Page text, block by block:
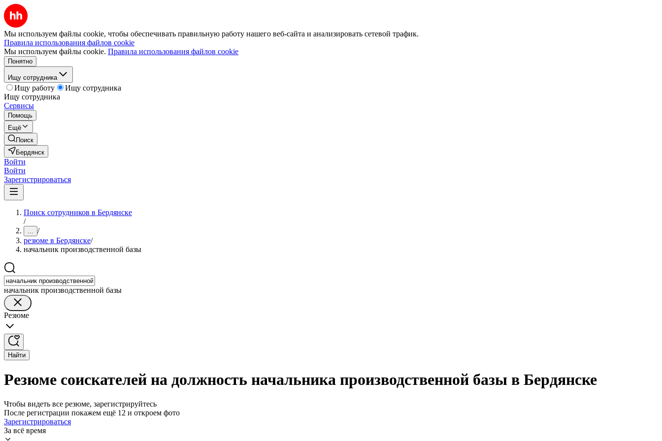
Мы используем файлы cookie, чтобы обеспечивать правильную работу нашего веб-сайта и анализировать сетевой трафик.
Правила использования файлов cookie
Мы используем файлы cookie. Правила использования файлов cookie
Понятно
Ищу сотрудника
Ищу работу
Ищу сотрудника
Ищу сотрудника
Сервисы
Помощь
Ещё
Поиск
Бердянск
Войти
Войти
Зарегистрироваться
Поиск сотрудников в Бердянске
/
... /
резюме в Бердянске/
начальник производственной базы
начальник производственной базы
Резюме
Найти
Резюме соискателей на должность начальника производственной базы в Бердянске
Чтобы видеть все резюме, зарегистрируйтесь
После регистрации покажем ещё 12 и откроем фото
Зарегистрироваться
За всё время